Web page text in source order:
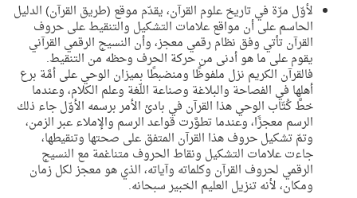
لأوّل مرّة في تاريخ علوم القرآن، يقدّم موقع (طريق القرآن) الدليل
الحاسم على أن مواقع علامات التشكيل والتنقيط على حروف
القرآن تأتي وفق نظام رقمي معجز، وأن النسيج الرقمي القرآني
يقوم على ما هو أدنى من حركة الحرف وحظه من التنقيط.
فالقرآن الكريم نزل ملفوظًا ومنضبطًا بميزان الوحي على أمَّة برع
أهلها في الفصاحة والبلاغة وصناعة اللّغة وعلم الكلام، وعندما
خطَّ كُتّاب الوحي هذا القرآن في بادئ الأمر برسمه الأوّل جاء ذلك
الرسم معجزًا، وعندما تطوَّرت قواعد الرسم والإملاء عبر الزمن،
وتمّ تشكيل حروف هذا القرآن المتفق على صحتها وتنقيطها،
جاءت علامات التشكيل ونقاط الحروف متناغمة مع النسيج
الرقمي لحروف القرآن وكلماته وآياته، الذي هو معجز لكل زمان
ومكان، لأنه تنزيل العليم الخبير سبحانه.